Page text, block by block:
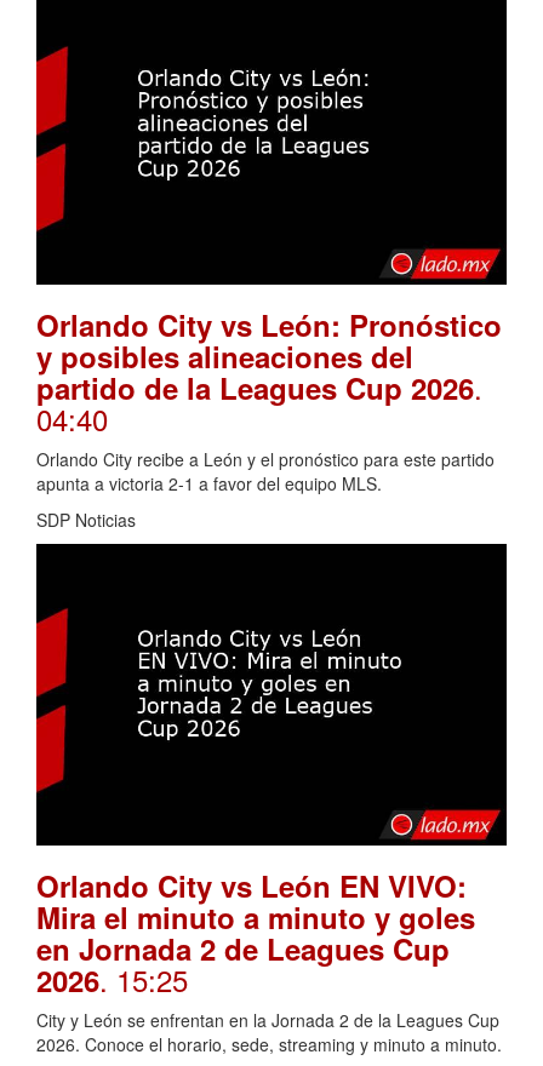
Orlando City vs León: Pronóstico
y posibles alineaciones del
partido de la Leagues Cup 2026.
04:40
Orlando City recibe a León y el pronóstico para este partido
apunta a victoria 2-1 a favor del equipo MLS.
SDP Noticias
Orlando City vs León EN VIVO:
Mira el minuto a minuto y goles
en Jornada 2 de Leagues Cup
2026. 15:25
City y León se enfrentan en la Jornada 2 de la Leagues Cup
2026. Conoce el horario, sede, streaming y minuto a minuto.